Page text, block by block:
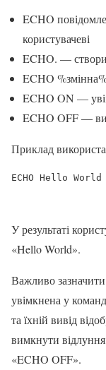
ECHO
користувачеві
ECHO. —
ECHO
ECHO ON —
ECHO OFF —
Приклад
ECHO Hello World
У результаті
«Hello World».
Важливо
увімкнена у
та їхній вивід
вимкнути
«ECHO OFF».